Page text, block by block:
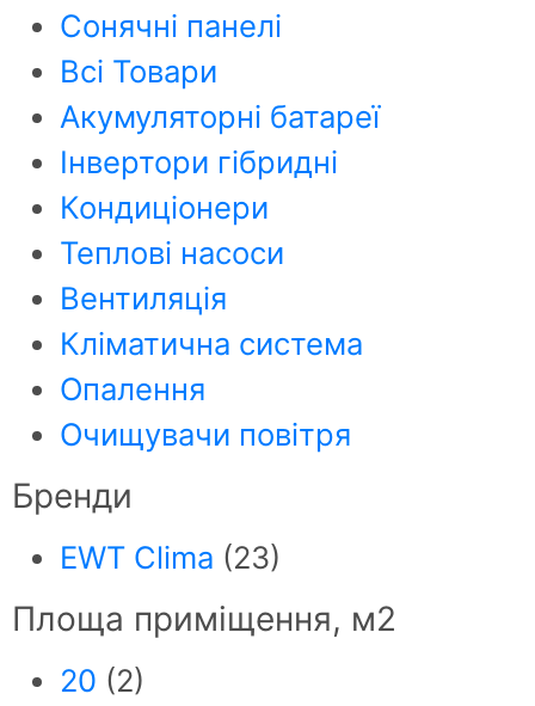
Сонячні панелі
Всі Товари
Акумуляторні батареї
Інвертори гібридні
Кондиціонери
Теплові насоси
Вентиляція
Кліматична система
Опалення
Очищувачи повітря
Бренди
EWT Clima (23)
Площа приміщення, м2
20 (2)